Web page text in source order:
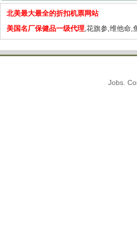
北美最大最全的折扣机票网站
美国名厂保健品一级代理,花旗参,维他命,
Jobs.